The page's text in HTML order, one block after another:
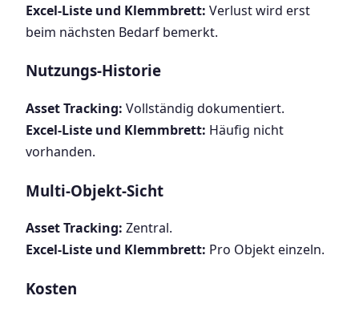
Excel-Liste und Klemmbrett: Verlust wird erst
beim nächsten Bedarf bemerkt.
Nutzungs-Historie
Asset Tracking: Vollständig dokumentiert.
Excel-Liste und Klemmbrett: Häufig nicht
vorhanden.
Multi-Objekt-Sicht
Asset Tracking: Zentral.
Excel-Liste und Klemmbrett: Pro Objekt einzeln.
Kosten